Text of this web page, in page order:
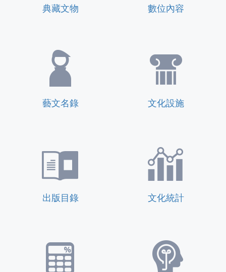
典藏文物 數位內容
藝文名錄 文化設施
出版目錄 文化統計